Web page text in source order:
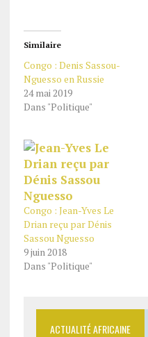
Similaire
Congo : Denis Sassou-
Nguesso en Russie
24 mai 2019
Dans "Politique"
Congo : Jean-Yves Le
Drian reçu par Dénis
Sassou Nguesso
9 juin 2018
Dans "Politique"
ACTUALITÉ AFRICAINE